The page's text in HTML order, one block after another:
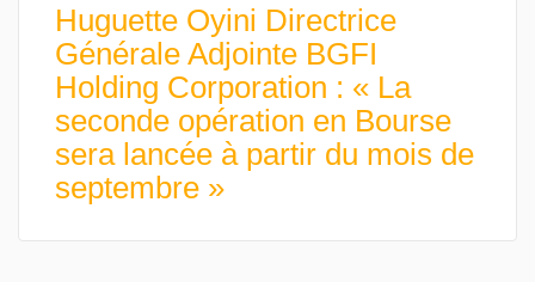
Huguette Oyini Directrice
Générale Adjointe BGFI
Holding Corporation : « La
seconde opération en Bourse
sera lancée à partir du mois de
septembre »